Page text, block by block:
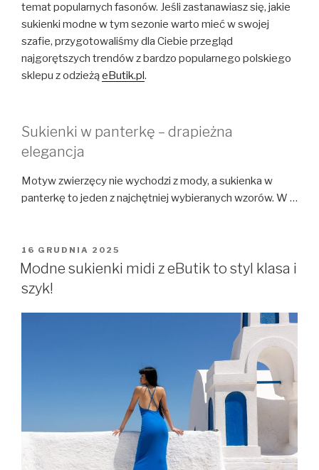
temat popularnych fasonów. Jeśli zastanawiasz się, jakie
sukienki modne w tym sezonie warto mieć w swojej
szafie, przygotowaliśmy dla Ciebie przegląd
najgorętszych trendów z bardzo popularnego polskiego
sklepu z odzieżąeButik.pl .
Sukienki w panterkę – drapieżna
elegancja
Motyw zwierzęcy nie wychodzi z mody, a sukienka w
panterkę to jeden z najchętniej wybieranych wzorów. W …
OPUBLIKOWANE
W
16 GRUDNIA 2025
Modne sukienki midi z eButik to styl klasa i
szyk!